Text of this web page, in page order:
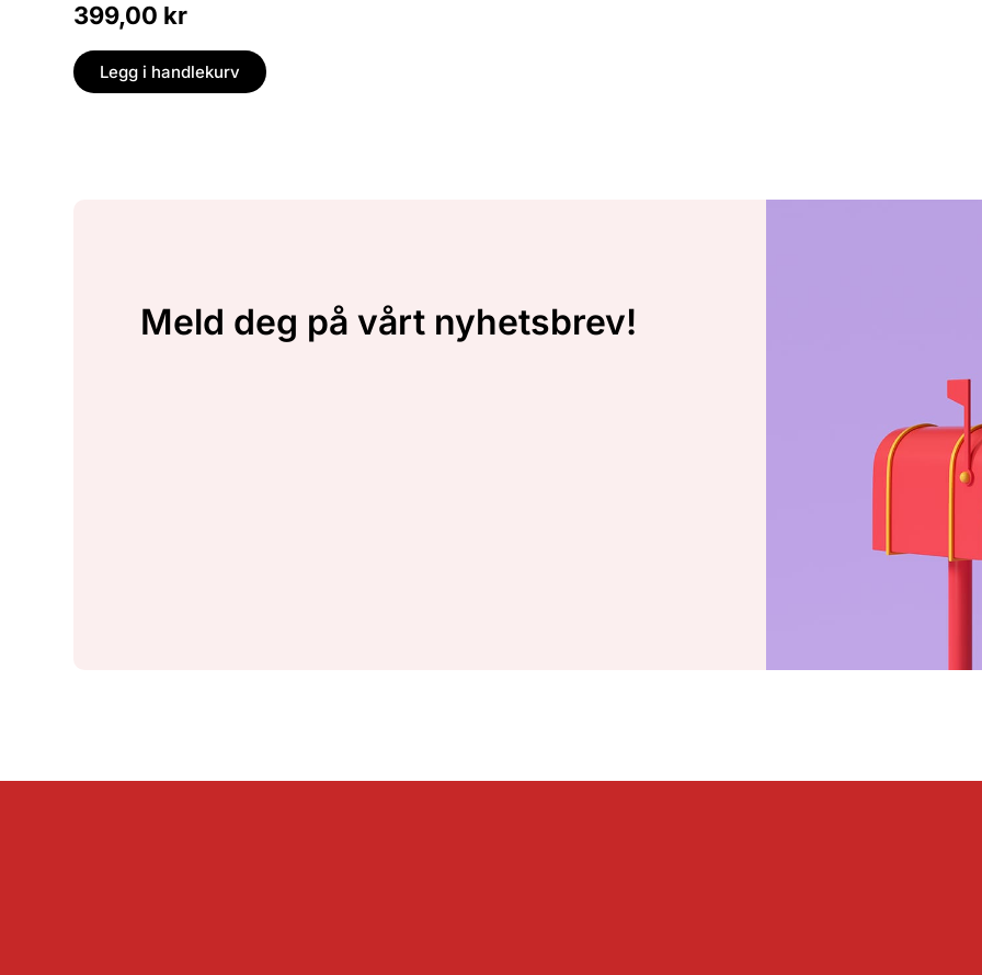
399,00 kr
Legg i handlekurv
Meld deg på vårt nyhetsbrev!